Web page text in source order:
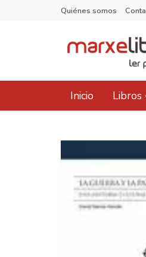
Quiénes somos
Inicio Libros